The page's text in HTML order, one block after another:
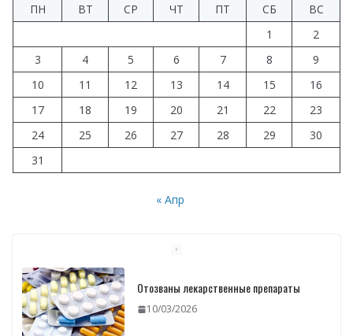
ПН
ВТ СР ЧТ ПТ СБ
ВС
1
2
3
4 5 6 7 8
9
10
11 12 13 14 15
16
17
18 19 20 21 22
23
24
25 26 27 28 29
30
31
« Апр
Отозваны лекарственные препараты
10/03/2026